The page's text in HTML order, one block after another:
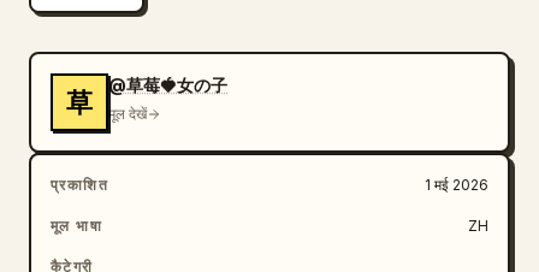
草
@草莓🍓女の子
मूल देखें
प्रकाशित 1 मई 2026
मूल भाषा ZH
कैटेगरी